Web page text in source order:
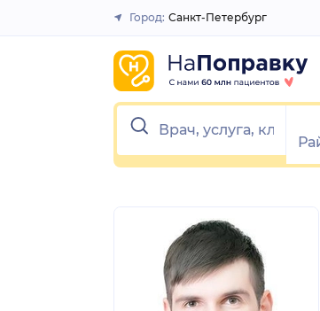
Закрыть
Город: Санкт-Петербург